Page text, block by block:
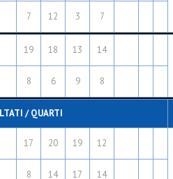
7 12 3 7
19 18 13 14
8 6 9 8
/ QUARTI
17 20 19 12
8 14 17 14